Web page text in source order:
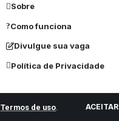
Termos de uso ACEITAR
Sobre
Como funciona
Divulgue sua vaga
Política de Privacidade